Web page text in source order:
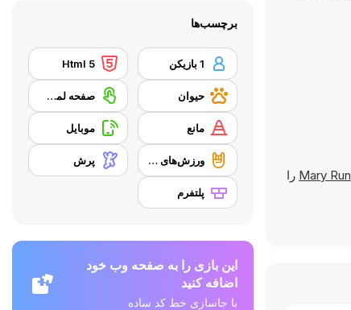
Mary Run را
برچسب‌ها
1 بازیکن Html 5
حیوان صفحه لمسی
مانع موبایل
ورزش‌های هیجان‌انگیز پرش
پلتفرم
این بازی را به صفحه وب خود
اضافه کنید
با جاسازی خط کد ساده